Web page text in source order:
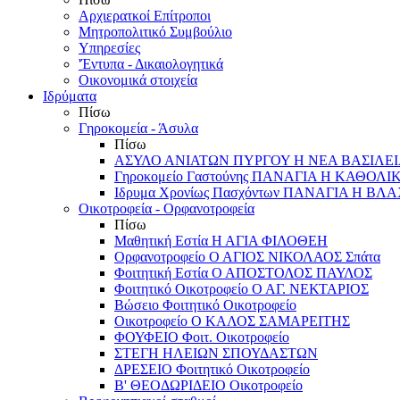
Αρχιερατκοί Επίτροποι
Μητροπολιτικό Συμβούλιο
Υπηρεσίες
'Έντυπα - Δικαιολογητικά
Οικονομικά στοιχεία
Ιδρύματα
Πίσω
Γηροκομεία - Άσυλα
Πίσω
ΑΣΥΛΟ ΑΝΙΑΤΩΝ ΠΥΡΓΟΥ Η ΝΕΑ
Γηροκομείο Γαστούνης ΠΑΝΑΓΙΑ Η
Ιδρυμα Χρονίως Πασχόντων ΠΑΝΑΓΙΑ Η
Οικοτροφεία - Ορφανοτροφεία
Πίσω
Μαθητική Εστία Η ΑΓΙΑ ΦΙΛΟΘΕΗ
Ορφανοτροφείο Ο ΑΓΙΟΣ ΝΙΚΟΛΑΟΣ Σπάτα
Φοιτητική Εστία Ο ΑΠΟΣΤΟΛΟΣ ΠΑΥΛΟΣ
Φοιτητικό Οικοτροφείο Ο ΑΓ. ΝΕΚΤΑΡΙΟΣ
Βώσειο Φοιτητικό Οικοτροφείο
Οικοτροφείο Ο ΚΑΛΟΣ ΣΑΜΑΡΕΙΤΗΣ
ΦΟΥΦΕΙΟ Φοιτ. Οικοτροφείο
ΣΤΕΓΗ ΗΛΕΙΩΝ ΣΠΟΥΔΑΣΤΩΝ
ΔΡΕΣΕΙΟ Φοιτητικό Οικοτροφείο
Β' ΘΕΟΔΩΡΙΔΕΙΟ Οικοτροφείο